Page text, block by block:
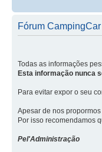
Fórum
Todas as informações
Esta informação nunca
Para evitar expor o seu
Apesar de nos
Por isso recomendamos
Pel'Administração